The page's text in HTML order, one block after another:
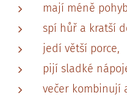
mají méně
spí hůř a kratší
jedí větší porce,
pijí sladké
večer kombinují